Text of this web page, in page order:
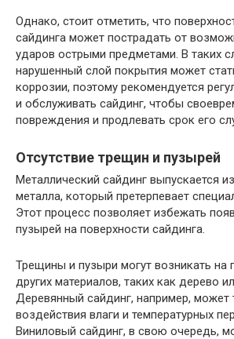
Однако, стоит отметить, что
сайдинга может пострадать от
ударов острыми предметами. В таких
нарушенный слой покрытия может
коррозии, поэтому рекомендуется
и обслуживать сайдинг, чтобы
повреждения и продлевать срок его
Отсутствие трещин и пузырей
Металлический сайдинг выпускается
металла, который претерпевает
Этот процесс позволяет избежать
пузырей на поверхности сайдинга.
Трещины и пузыри могут возникать на
других материалов, таких как дерево
Деревянный сайдинг, например, может
воздействия влаги и температурных
Виниловый сайдинг, в свою очередь,